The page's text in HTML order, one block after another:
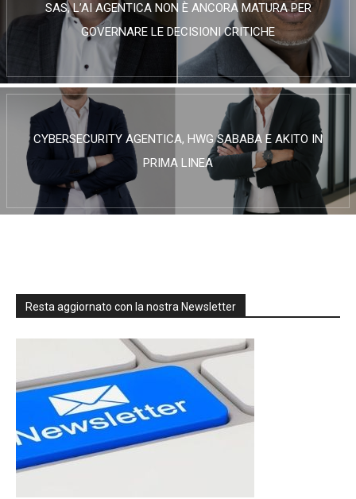
SAS, L’AI AGENTICA NON È ANCORA MATURA PER
GOVERNARE LE DECISIONI CRITICHE
CYBERSECURITY AGENTICA, HWG SABABA E AKITO IN
PRIMA LINEA
Resta aggiornato con la nostra Newsletter